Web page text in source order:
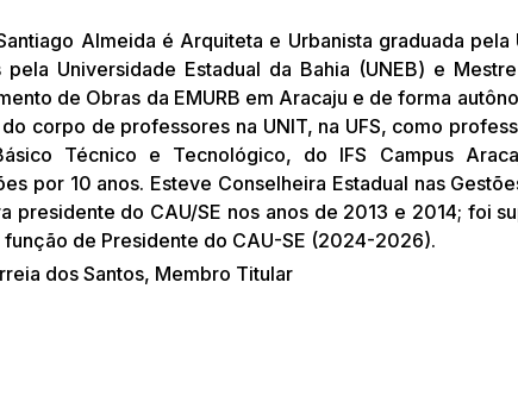
Almeida é Arquiteta e Urbanista graduada
pela Universidade Estadual da Bahia (UNEB) e
de Obras da EMURB em Aracaju e de forma
corpo de professores na UNIT, na UFS, como
Técnico e Tecnológico, do IFS Campus
por 10 anos. Esteve Conselheira Estadual nas
presidente do CAU/SE nos anos de 2013 e 2014; foi
função de Presidente do CAU-SE (2024-2026).
dos Santos, Membro Titular